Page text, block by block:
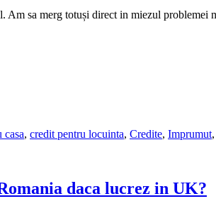
Am sa merg totuși direct in miezul
casa, credit pentru locuinta, Credite, Imprumut,
daca lucrez in UK?